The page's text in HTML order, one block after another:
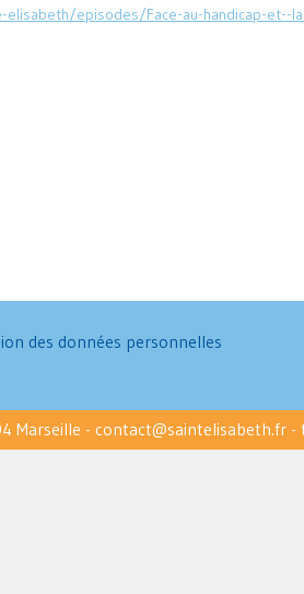
episodes/Face-au-handicap-et--
des données personnelles
Marseille contact@saintelisabeth.fr